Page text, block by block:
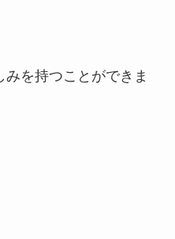
を持つことができま